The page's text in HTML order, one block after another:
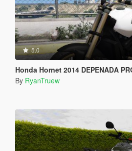
5.0
Honda Hornet 2014 DEPENADA
By RyanTruew